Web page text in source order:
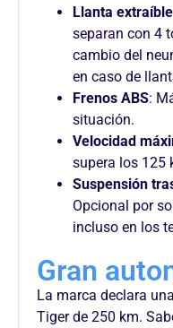
Llanta
separan con 4
cambio del
en caso de
Frenos ABS:
situación.
Velocidad
supera los 125
Suspensión
Opcional por
incluso en los
Gran
La marca declara
Tiger de 250 km.